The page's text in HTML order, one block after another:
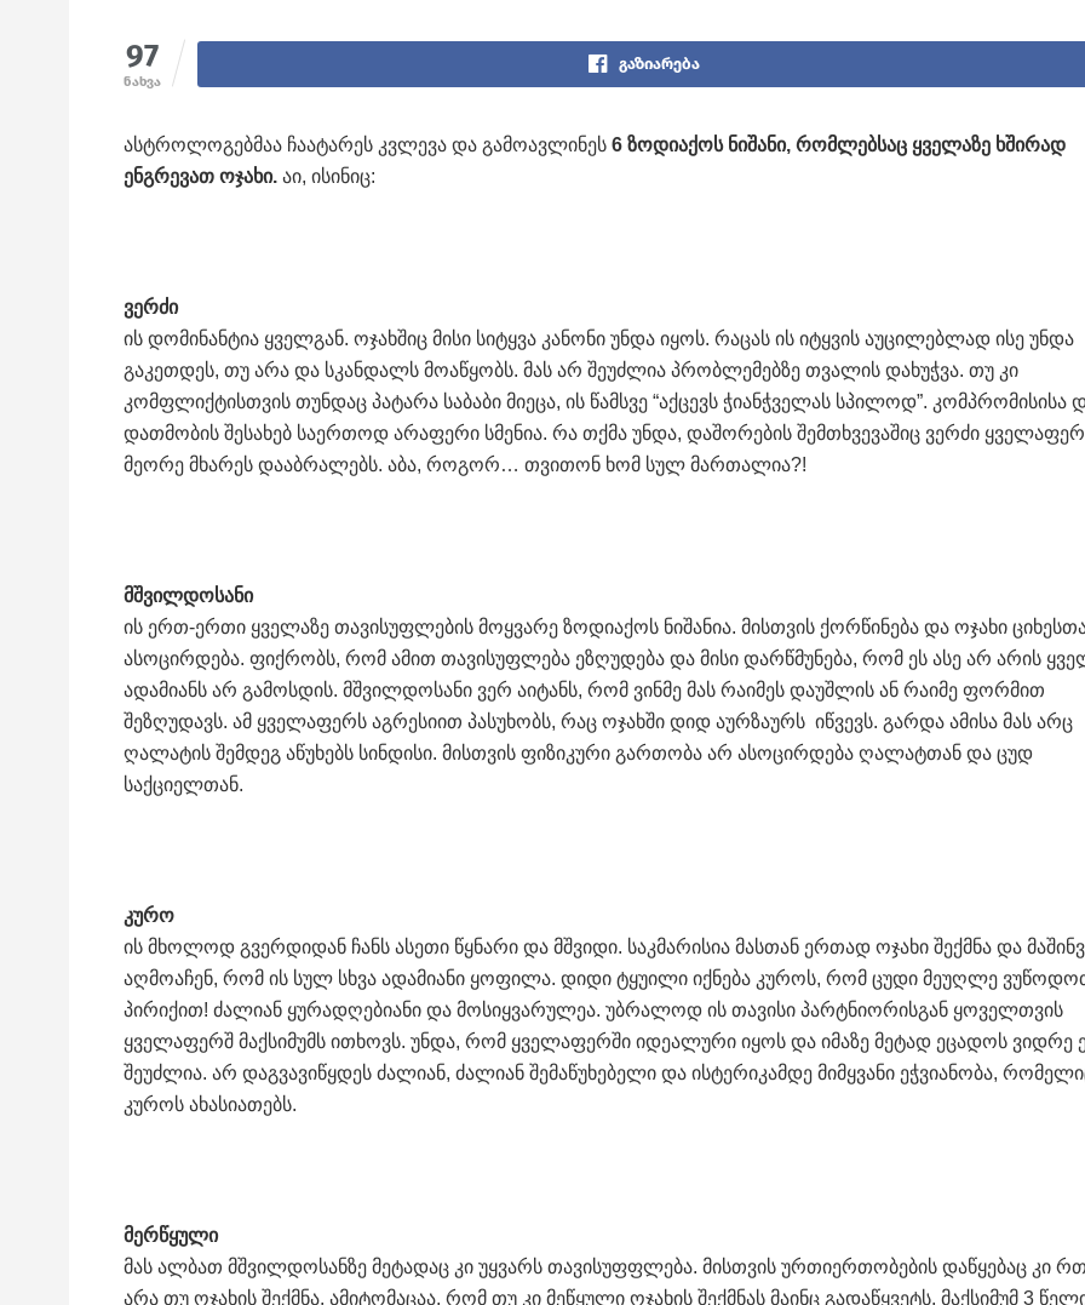
97
ნახვა
გაზიარება
ასტროლოგებმაა ჩაატარეს კვლევა და გამოავლინეს 6 ზოდიაქოს ნიშანი, რომლებსაც ყველაზე ხშირად
ენგრევათ ოჯახი. აი, ისინიც:
ვერძი
ის დომინანტია ყველგან. ოჯახშიც მისი სიტყვა კანონი უნდა იყოს. რაცას ის იტყვის აუცილებლად ისე უნდა
გაკეთდეს, თუ არა და სკანდალს მოაწყობს. მას არ შეუძლია პრობლემებზე თვალის დახუჭვა. თუ კი
კომფლიქტისთვის თუნდაც პატარა საბაბი მიეცა, ის წამსვე “აქცევს ჭიანჭველას სპილოდ”. კომპრომისისა
დათმობის შესახებ საერთოდ არაფერი სმენია. რა თქმა უნდა, დაშორების შემთხვევაშიც ვერძი
მეორე მხარეს დააბრალებს. აბა, როგორ… თვითონ ხომ სულ მართალია?!
მშვილდოსანი
ის ერთ-ერთი ყველაზე თავისუფლების მოყვარე ზოდიაქოს ნიშანია. მისთვის ქორწინება და ოჯახი
ასოცირდება. ფიქრობს, რომ ამით თავისუფლება ეზღუდება და მისი დარწმუნება, რომ ეს ასე არ არის
ადამიანს არ გამოსდის. მშვილდოსანი ვერ აიტანს, რომ ვინმე მას რაიმეს დაუშლის ან რაიმე ფორმით
შეზღუდავს. ამ ყველაფერს აგრესიით პასუხობს, რაც ოჯახში დიდ აურზაურს იწვევს. გარდა ამისა მას არც
ღალატის შემდეგ აწუხებს სინდისი. მისთვის ფიზიკური გართობა არ ასოცირდება ღალატთან და ცუდ
საქციელთან.
კურო
ის მხოლოდ გვერდიდან ჩანს ასეთი წყნარი და მშვიდი. საკმარისია მასთან ერთად ოჯახი შექმნა და
აღმოაჩენ, რომ ის სულ სხვა ადამიანი ყოფილა. დიდი ტყუილი იქნება კუროს, რომ ცუდი მეუღლე
პირიქით! ძალიან ყურადღებიანი და მოსიყვარულეა. უბრალოდ ის თავისი პარტნიორისგან ყოველთვის
ყველაფერშ მაქსიმუმს ითხოვს. უნდა, რომ ყველაფერში იდეალური იყოს და იმაზე მეტად ეცადოს ვიდრე
შეუძლია. არ დაგვავიწყდეს ძალიან, ძალიან შემაწუხებელი და ისტერიკამდე მიმყვანი ეჭვიანობა,
კუროს ახასიათებს.
მერწყული
მას ალბათ მშვილდოსანზე მეტადაც კი უყვარს თავისუფფლება. მისთვის ურთიერთობების დაწყებაც კი
არა თუ ოჯახის შექმნა. ამიტომაცაა, რომ თუ კი მეწყული ოჯახის შექმნას მაინც გადაწყვეტს, მაქსიმუმ 3